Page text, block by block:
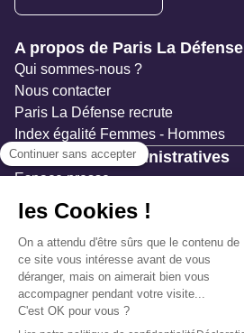
Navigation secondaire
A propos de Paris La Défense
Qui sommes-nous ?
Nous contacter
Paris La Défense recrute
Index égalité Femmes - Hommes
Ressources administratives
Espace presse
Documentation
Marchés publics
Appels à projets & avis d'attribution
Mesures de publicité
Concertations et enquêtes publiques
Précautions et sécurité